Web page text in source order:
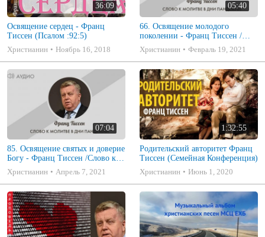
36:09
Освящение сердец - Франц
Тиссен (Псалом :92:5)
Христианин
Ноябрь 16, 2018
05:40
66. Освящение молодого
поколении - Франц Тиссен /
Слово к молитве в дни
пандемии
Христианин Февраль 19, 2021
07:04
85. Освящение святых и доверие
Богу - Франц Тиссен /Слово к
молитве в дни пандемии
Христианин Апрель 7, 2021
1:32:55
Родительский авторитет Франц
Тиссен (Семейная Конференция)
Христианин
Июнь 1, 2020